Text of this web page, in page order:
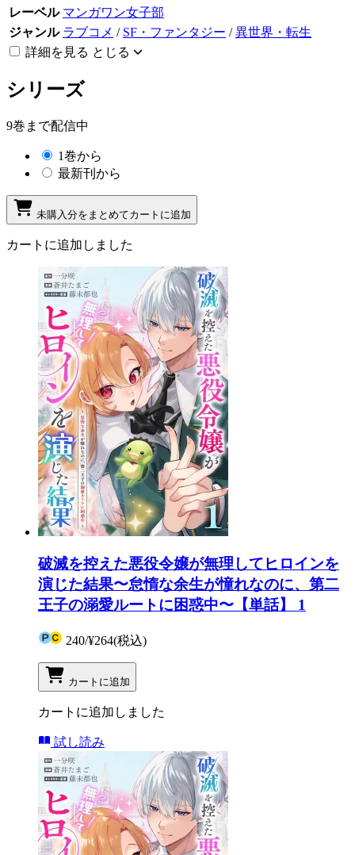
レーベル マンガワン女子部
ジャンル ラブコメ / SF・ファンタジー /異世界・転生
詳細を見る とじる
シリーズ
9巻まで配信中
1巻から
最新刊から
未購入分をまとめてカートに追加
カートに追加しました
破滅を控えた悪役令嬢が無理してヒロインを
演じた結果〜怠惰な余生が憧れなのに、第二
王子の溺愛ルートに困惑中〜【単話】 1
240/¥264(税込)
カートに追加
カートに追加しました
試し読み